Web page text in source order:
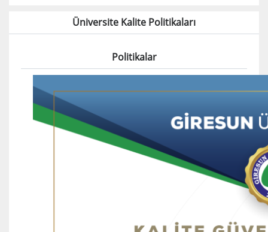
Üniversite Kalite Politikaları
Politikalar